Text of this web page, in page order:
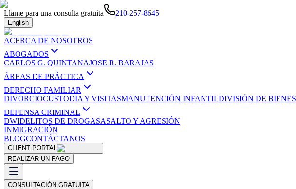
Llame para una consulta gratuita 210-257-8645
English
ACERCA DE NOSOTROS
ABOGADOS
CARLOS G. QUINTANAJOSE R. BARAJAS
ÁREAS DE PRÁCTICA
DERECHO FAMILIAR
DIVORCIOCUSTODIA Y VISITASMANUTENCIÓN INFANTILDIVISIÓN DE BIENES
DEFENSA CRIMINAL
DWIDELITOS DE DROGASASALTO Y AGRESIÓN
INMIGRACIÓN
BLOGCONTÁCTANOS
CLIENT PORTAL
REALIZAR UN PAGO
CONSULTACIÓN GRATUITA